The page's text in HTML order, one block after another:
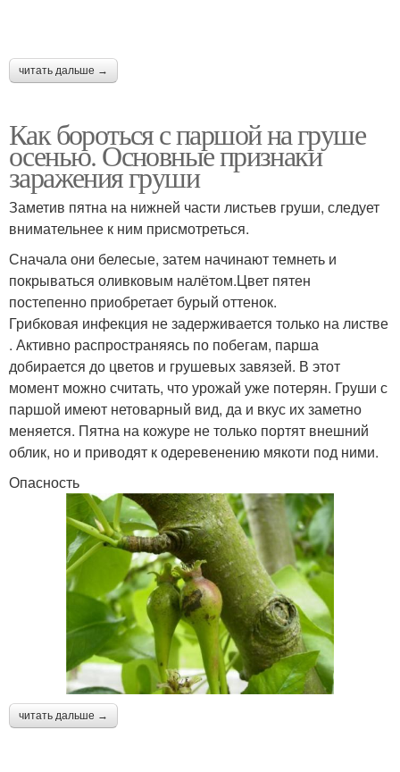
читать дальше →
Как бороться с паршой на груше
осенью. Основные признаки
заражения груши
Заметив пятна на нижней части листьев груши, следует
внимательнее к ним присмотреться.
Сначала они белесые, затем начинают темнеть и
покрываться оливковым налётом.Цвет пятен
постепенно приобретает бурый оттенок.
Грибковая инфекция не задерживается только на листве
. Активно распространяясь по побегам, парша
добирается до цветов и грушевых завязей. В этот
момент можно считать, что урожай уже потерян. Груши с
паршой имеют нетоварный вид, да и вкус их заметно
меняется. Пятна на кожуре не только портят внешний
облик, но и приводят к одеревенению мякоти под ними.
Опасность
читать дальше →